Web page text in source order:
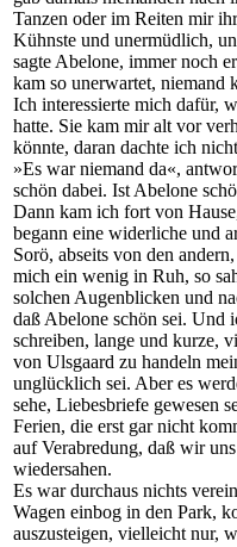
Tanzen oder im Reiten mir
Kühnste und unermüdlich,
sagte Abelone, immer noch
kam so unerwartet, niemand
Ich interessierte mich dafür,
hatte. Sie kam mir alt vor
könnte, daran dachte ich
»Es war niemand da«,
schön dabei. Ist Abelone
Dann kam ich fort von
begann eine widerliche und
Sorö, abseits von den
mich ein wenig in Ruh, so
solchen Augenblicken und
daß Abelone schön sei. Und
schreiben, lange und kurze,
von Ulsgaard zu handeln
unglücklich sei. Aber es
sehe, Liebesbriefe gewesen
Ferien, die erst gar nicht
auf Verabredung, daß wir
wiedersahen.
Es war durchaus nichts
Wagen einbog in den Park,
auszusteigen, vielleicht nur,